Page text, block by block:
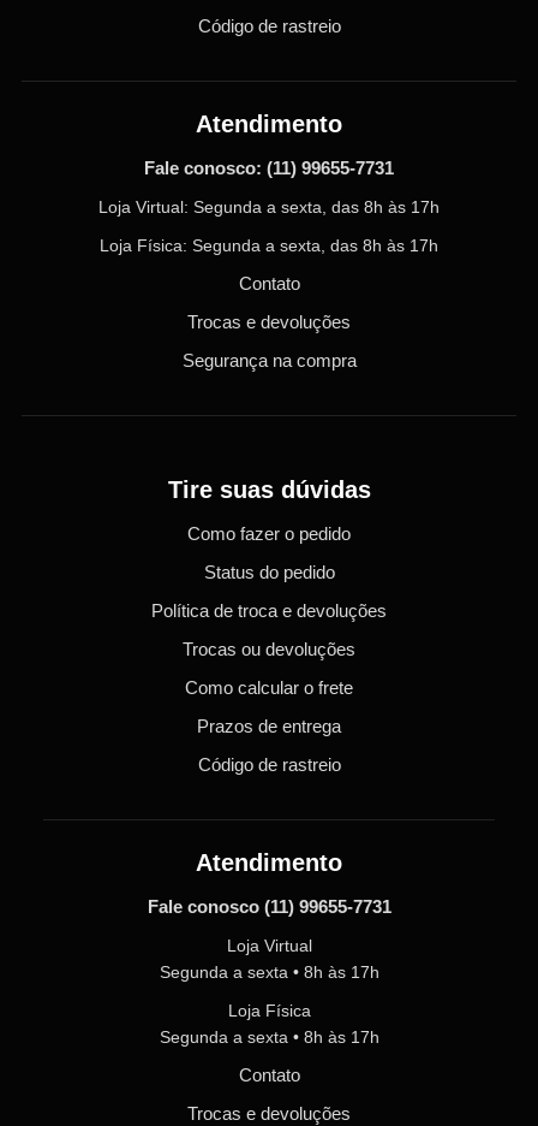
Código de rastreio
Atendimento
Fale conosco: (11) 99655-7731
Loja Virtual: Segunda a sexta, das 8h às 17h
Loja Física: Segunda a sexta, das 8h às 17h
Contato
Trocas e devoluções
Segurança na compra
Tire suas dúvidas
Como fazer o pedido
Status do pedido
Política de troca e devoluções
Trocas ou devoluções
Como calcular o frete
Prazos de entrega
Código de rastreio
Atendimento
Fale conosco (11) 99655-7731
Loja Virtual
Segunda a sexta • 8h às 17h
Loja Física
Segunda a sexta • 8h às 17h
Contato
Trocas e devoluções